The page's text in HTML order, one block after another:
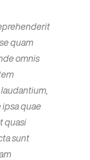
quam
omnis
ipsa quae
quasi
sunt